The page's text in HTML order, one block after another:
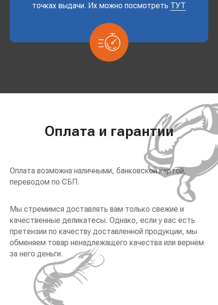
точках выдачи. Их можно посмотреть ТУТ
Оплата и гарантии
Оплата возможна наличными, банковской картой,
переводом по СБП.
Мы стремимся доставлять вам только свежие и
качественные деликатесы. Однако, если у вас есть
претензии по качеству доставленной продукции, мы
обменяем товар ненадлежащего качества или вернём
за него деньги.